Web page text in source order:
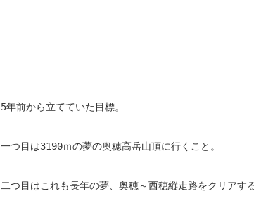
5年前から立てていた目標。
一つ目は3190ｍの夢の奥穂高岳山頂に行くこと。
二つ目はこれも長年の夢、奥穂～西穂縦走路をクリアする